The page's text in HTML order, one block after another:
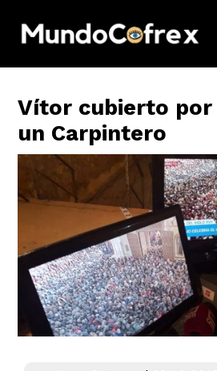
Vítor cubierto por
un Carpintero